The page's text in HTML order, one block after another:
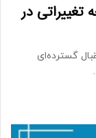
تغییراتی در
گسترده‌ای